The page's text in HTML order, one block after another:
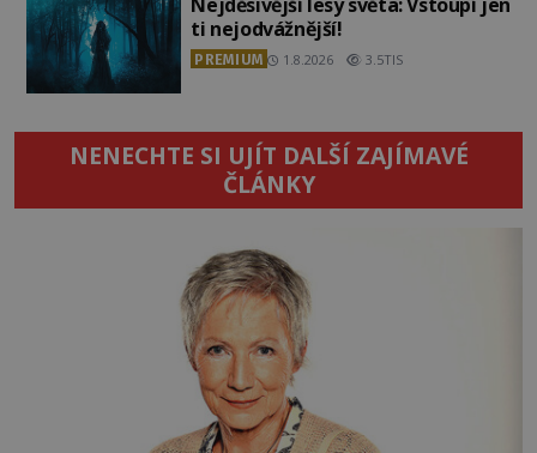
ti nejodvážnější!
PREMIUM 1.8.2026 3.5TIS
NENECHTE SI UJÍT DALŠÍ ZAJÍMAVÉ
ČLÁNKY